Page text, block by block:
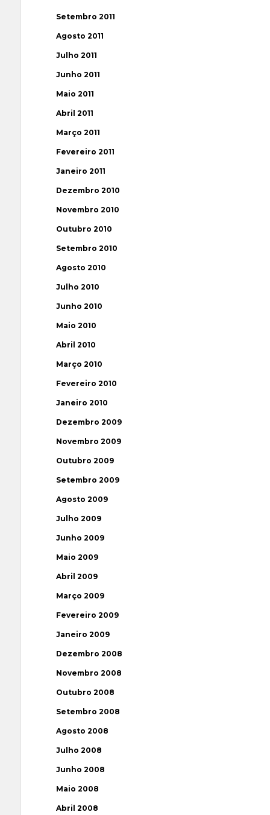
Setembro 2011
Agosto 2011
Julho 2011
Junho 2011
Maio 2011
Abril 2011
Março 2011
Fevereiro 2011
Janeiro 2011
Dezembro 2010
Novembro 2010
Outubro 2010
Setembro 2010
Agosto 2010
Julho 2010
Junho 2010
Maio 2010
Abril 2010
Março 2010
Fevereiro 2010
Janeiro 2010
Dezembro 2009
Novembro 2009
Outubro 2009
Setembro 2009
Agosto 2009
Julho 2009
Junho 2009
Maio 2009
Abril 2009
Março 2009
Fevereiro 2009
Janeiro 2009
Dezembro 2008
Novembro 2008
Outubro 2008
Setembro 2008
Agosto 2008
Julho 2008
Junho 2008
Maio 2008
Abril 2008